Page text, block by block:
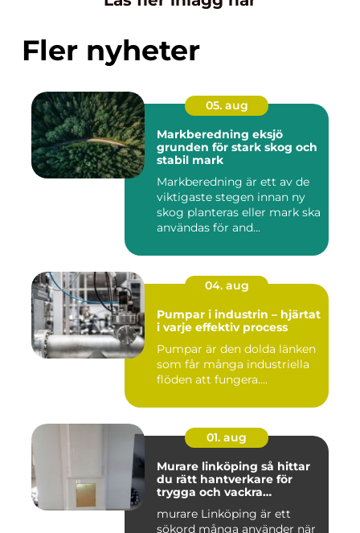
Fler nyheter
05. aug
Markberedning eksjö
grunden för stark skog och
stabil mark
Markberedning är ett av de
viktigaste stegen innan ny
skog planteras eller mark ska
användas för and...
04. aug
Pumpar i industrin – hjärtat
i varje effektiv process
Pumpar är den dolda länken
som får många industriella
flöden att fungera....
01. aug
Murare linköping så hittar
du rätt hantverkare för
trygga och vackra
murare Linköping är ett
sökord många använder när